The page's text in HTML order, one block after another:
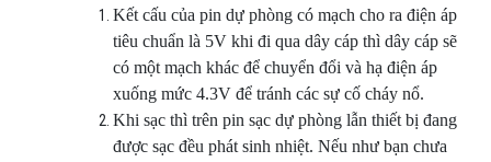
Kết cấu của pin dự phòng có mạch cho ra điện áp
tiêu chuẩn là 5V khi đi qua dây cáp thì dây cáp sẽ
có một mạch khác để chuyển đổi và hạ điện áp
xuống mức 4.3V để tránh các sự cố cháy nổ.
Khi sạc thì trên pin sạc dự phòng lẫn thiết bị đang
được sạc đều phát sinh nhiệt. Nếu như bạn chưa